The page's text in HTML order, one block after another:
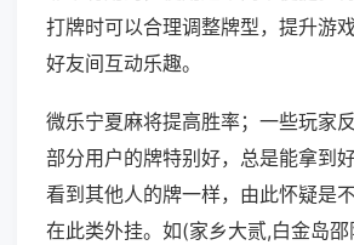
打牌时可以合理调整牌型，提升游
好友间互动乐趣。
微乐宁夏麻将提高胜率；一些玩家
部分用户的牌特别好，总是能拿到
看到其他人的牌一样，由此怀疑是
在此类外挂。如(家乡大贰,白金岛